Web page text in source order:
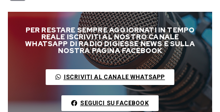
e
b
t
t
r
t
s
A
p
p
e
g
r
a
m
s
a
g
e
t
e
r
e
s
t
k
e
d
I
n
k
e
t
b
l
r
i
l
o
p
y
k
PER RESTARE SEMPRE AGGIORNATI IN TEMPO
REALE ISCRIVITI AL NOSTRO CANALE
WHATSAPP DI RADIO DIGIESSE NEWS E SULLA
NOSTRA PAGINA FACEBOOK
ISCRIVITI AL CANALE WHATSAPP
SEGUICI SU FACEBOOK